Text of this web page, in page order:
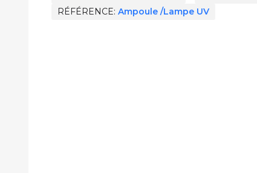
RÉFÉRENCE Ampoule /Lampe UV